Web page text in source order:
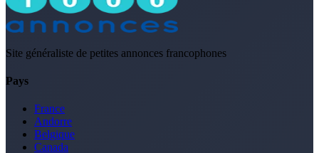
Site généraliste de petites annonces francophones
Pays
France
Andorre
Belgique
Canada